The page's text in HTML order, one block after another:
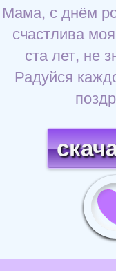
Мама, с днём
счастлива
ста лет, не
Радуйся